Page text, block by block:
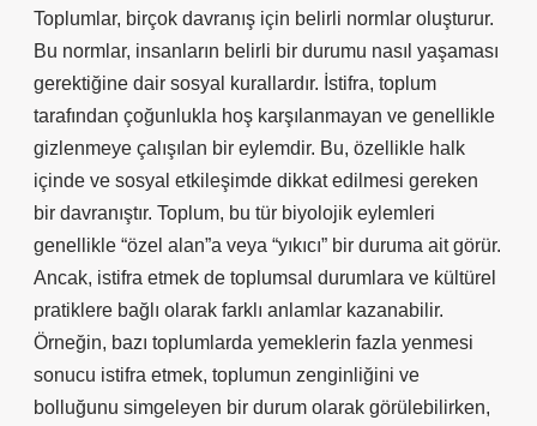
Toplumlar, birçok davranış için belirli normlar oluşturur.
Bu normlar, insanların belirli bir durumu nasıl yaşaması
gerektiğine dair sosyal kurallardır. İstifra, toplum
tarafından çoğunlukla hoş karşılanmayan ve genellikle
gizlenmeye çalışılan bir eylemdir. Bu, özellikle halk
içinde ve sosyal etkileşimde dikkat edilmesi gereken
bir davranıştır. Toplum, bu tür biyolojik eylemleri
genellikle “özel alan”a veya “yıkıcı” bir duruma ait görür.
Ancak, istifra etmek de toplumsal durumlara ve kültürel
pratiklere bağlı olarak farklı anlamlar kazanabilir.
Örneğin, bazı toplumlarda yemeklerin fazla yenmesi
sonucu istifra etmek, toplumun zenginliğini ve
bolluğunu simgeleyen bir durum olarak görülebilirken,